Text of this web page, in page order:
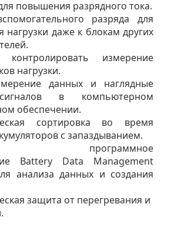
повышения разрядного тока.
разряда для
нагрузки даже к блокам других
контролировать измерение
нагрузки.
данных и наглядные
в компьютерном
обеспечении.
сортировка во время
с запаздыванием.
программное
Battery Data Management
анализа данных и создания
защита от перегревания и